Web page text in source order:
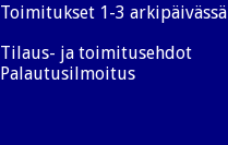
Toimitukset 1-3 arkipäivässä
Tilaus- ja toimitusehdot
Palautusilmoitus